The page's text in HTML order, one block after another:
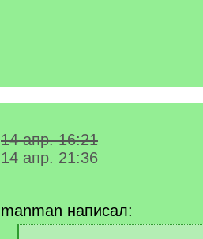
14 апр. 16:21
14 апр. 21:36
manman написал: